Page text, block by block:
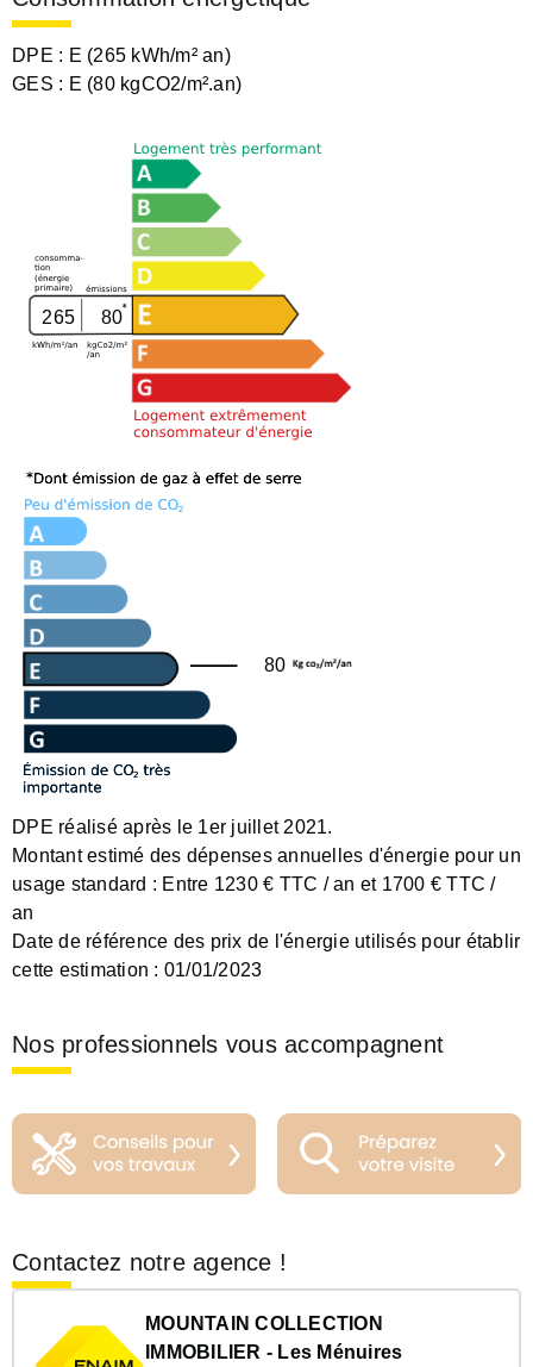
DPE : E (265 kWh/m² an)
GES : E (80 kgCO2/m².an)
265 80
80
DPE réalisé après le 1er juillet 2021.
Montant estimé des dépenses annuelles d'énergie pour un
usage standard : Entre 1230 € TTC / an et 1700 € TTC /
an
Date de référence des prix de l'énergie utilisés pour établir
cette estimation : 01/01/2023
Nos professionnels vous accompagnent
Contactez notre agence !
MOUNTAIN COLLECTION
IMMOBILIER - Les Ménuires